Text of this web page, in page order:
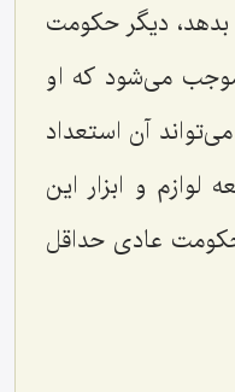
دیگر حكومت
موجب می‌شود كه او
آن استعداد
و ابزار این
عادی حداقل